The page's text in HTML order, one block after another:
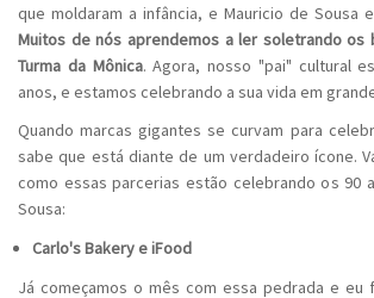
que moldaram a infância, e Mauricio de Sousa
Muitos de nós aprendemos a ler soletrando os
Turma da Mônica. Agora, nosso "pai" cultural
anos, e estamos celebrando a sua vida em
Quando marcas gigantes se curvam para
sabe que está diante de um verdadeiro ícone.
como essas parcerias estão celebrando os 90
Sousa:
Carlo's Bakery e iFood
Já começamos o mês com essa pedrada e eu